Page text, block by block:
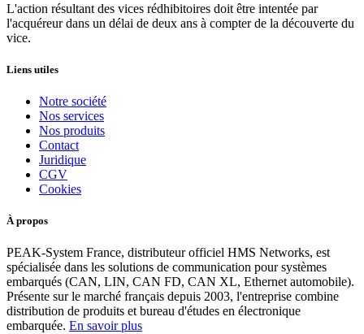
L'action résultant des vices rédhibitoires doit être intentée par
l'acquéreur dans un délai de deux ans à compter de la découverte du
vice.
Liens utiles
Notre société
Nos services
Nos produits
Contact
Juridique
CGV
Cookies
À propos
PEAK-System France, distributeur officiel HMS Networks, est
spécialisée dans les solutions de communication pour systèmes
embarqués (CAN, LIN, CAN FD, CAN XL, Ethernet automobile).
Présente sur le marché français depuis 2003, l'entreprise combine
distribution de produits et bureau d'études en électronique
embarquée. En savoir plus